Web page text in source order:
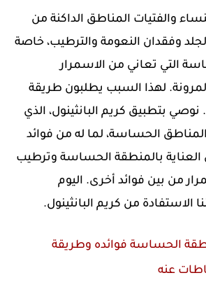
والفتيات المناطق الداكنة من
وفقدان النعومة والترطيب، خاصة
التي تعاني من الاسمرار
لهذا السبب يطلبون طريقة
بتطبيق كريم البانثينول، الذي
الحساسة، لما له من فوائد
العناية بالمنطقة الحساسة وترطيب
من بين فوائد أخرى. اليوم
الاستفادة من كريم البانثينول.
الحساسة فوائده وطريقة